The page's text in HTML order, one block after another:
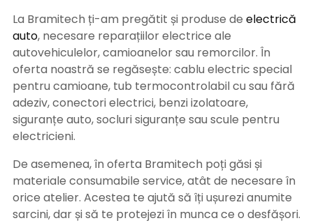
La Bramitech ți-am pregătit și produse de electrică
auto, necesare reparațiilor electrice ale
autovehiculelor, camioanelor sau remorcilor. În
oferta noastră se regăsește: cablu electric special
pentru camioane, tub termocontrolabil cu sau fără
adeziv, conectori electrici, benzi izolatoare,
siguranțe auto, socluri siguranțe sau scule pentru
electricieni.
De asemenea, în oferta Bramitech poți găsi și
materiale consumabile service, atât de necesare în
orice atelier. Acestea te ajută să îți ușurezi anumite
sarcini, dar și să te protejezi în munca ce o desfășori.